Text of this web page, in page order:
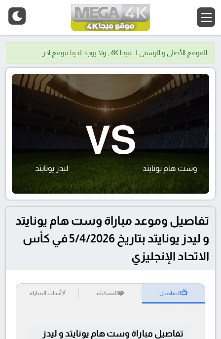
الموقع الأصلي و الرسمي لــ ميجا 4K , ولا يوجد لدينا موقع اخر.
وست هام يونايتد
VS
ليدز يونايتد
تفاصيل وموعد مباراة وست هام يونايتد
و ليدز يونايتد بتاريخ 5/4/2026 في كأس
الاتحاد الإنجليزي
📺التفاصيل 🧩التشكيلة ⚡أحداث المباراة
تفاصيل مباراة وست هام يونايتد و ليدز